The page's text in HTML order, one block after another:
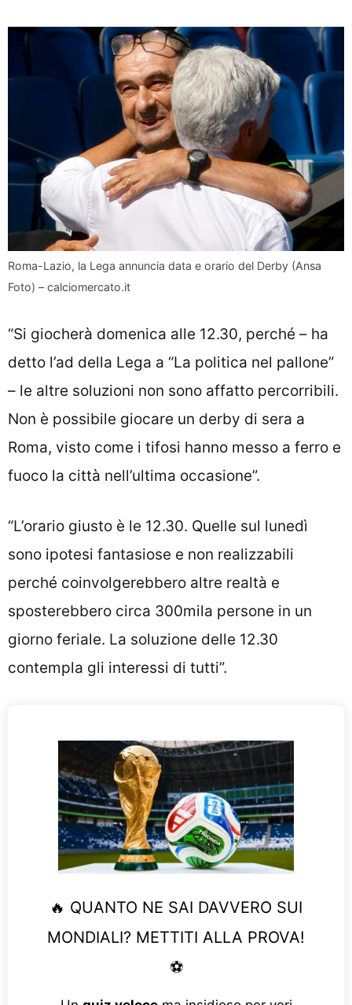
Roma-Lazio, la Lega annuncia data e orario del Derby (Ansa
Foto) – calciomercato.it
“Si giocherà domenica alle 12.30, perché – ha
detto l’ad della Lega a “La politica nel pallone”
– le altre soluzioni non sono affatto percorribili.
Non è possibile giocare un derby di sera a
Roma, visto come i tifosi hanno messo a ferro e
fuoco la città nell’ultima occasione”.
“L’orario giusto è le 12.30. Quelle sul lunedì
sono ipotesi fantasiose e non realizzabili
perché coinvolgerebbero altre realtà e
sposterebbero circa 300mila persone in un
giorno feriale. La soluzione delle 12.30
contempla gli interessi di tutti”.
🔥 QUANTO NE SAI DAVVERO SUI
MONDIALI? METTITI ALLA PROVA!
⚽